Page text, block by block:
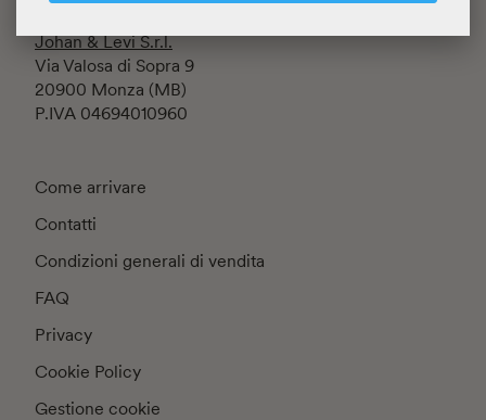
Johan & Levi S.r.l.
Via Valosa di Sopra 9
20900 Monza (MB)
P.IVA 04694010960
Come arrivare
Contatti
Condizioni generali di vendita
FAQ
Privacy
Cookie Policy
Gestione cookie